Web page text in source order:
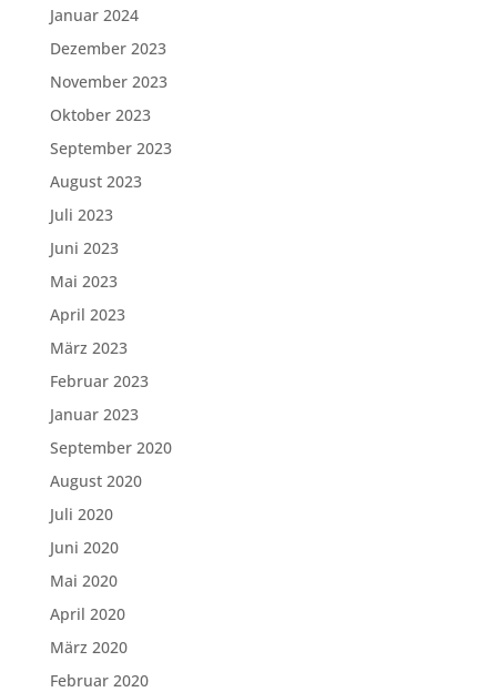
Januar 2024
Dezember 2023
November 2023
Oktober 2023
September 2023
August 2023
Juli 2023
Juni 2023
Mai 2023
April 2023
März 2023
Februar 2023
Januar 2023
September 2020
August 2020
Juli 2020
Juni 2020
Mai 2020
April 2020
März 2020
Februar 2020